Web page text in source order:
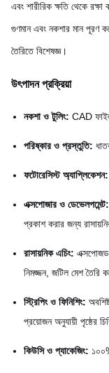
এবং শারীরিক ক্ষতি থেকে
গুণমান এবং নকশার মান পূরণ
তৈরিতে বিশেষজ্ঞ।
উৎপাদন প্রক্রিয়া
নকশা ও টুলিং: CAD
পরিষ্কার ও প্রস্তুতি:
ফটোরেসিস্ট অ্যাপ্লিকেশন:
এক্সপোজার ও ডেভেলপমেন্ট:
প্রকাশ করার জন্য
রাসায়নিক এচিং: এক্সপোজড
নিমজ্জন, জটিল মেশ তৈরি
স্ট্রিপিং ও ফিনিশিং:
প্রয়োজন অনুযায়ী পৃষ্ঠের
কিউসি ও প্যাকেজিং: